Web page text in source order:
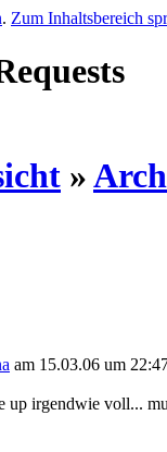
. Zum Inhaltsbereich
»
am 15.03.06 um
up irgendwie voll...